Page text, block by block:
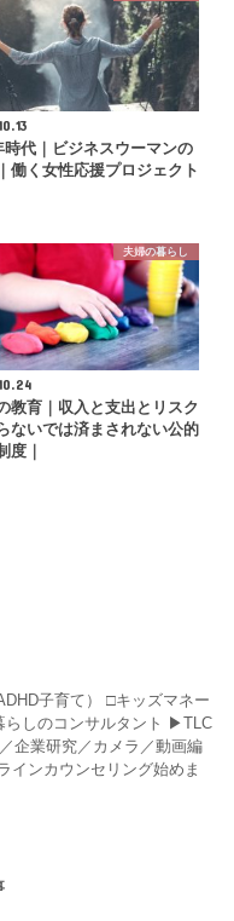
時代｜ビジネスウーマンの
働く女性応援プロジェクト
夫婦の暮らし
教育｜収入と支出とリスク
ないでは済まされない公的
度｜
子育て） □キッズマネー
らしのコンサルタント ▶︎TLC
企業研究／カメラ／動画編
インカウンセリング始めま